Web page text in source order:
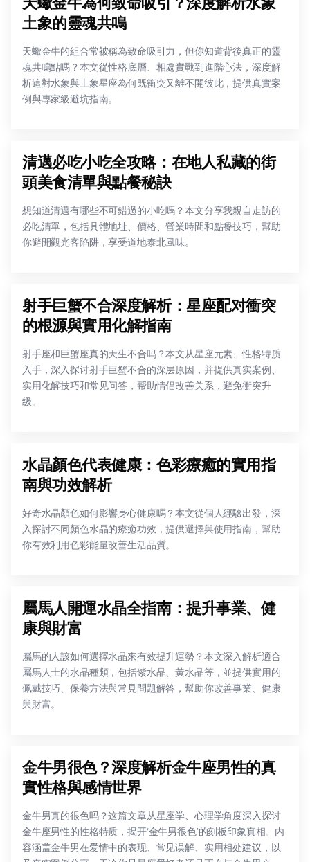
土象的靈魂共鳴
天蠍金牛的組合常被稱為致命吸引力，但你知道背後真正的靈
魂共鳴點嗎？本文從性格底層、相處實戰到進階心法，深度解
析這對水象與土象星座為何既衝突又離不開彼此，提供真實案
例與專家級避坑指南。
清邁必吃小吃全攻略：在地人私藏的街
頭美食清單與點餐秘訣
想知道清邁有哪些不可錯過的小吃嗎？本文分享我親自走訪的
必吃清單，包括具體地址、價格、營業時間和點餐技巧，幫助
你避開觀光客陷阱，享受道地泰北風味。
射手巨蟹不合深度解析：星座配对衝突
的根源與實用化解指南
射手座和巨蟹座真的天生不合吗？本文从星座元素、性格特质
入手，深入探讨射手巨蟹不合的深层原因，并提供真实案例、
实用化解技巧和常见问答，帮助情侣改善关系，避免衝突升
级。
水晶顏色代表健康：色彩療癒的實用指
南與功效解析
好奇水晶顏色如何影響身心健康嗎？本文從個人經驗出發，深
入探討不同顏色水晶的療癒功效，提供選擇與使用指南，幫助
你有效利用色彩能量改善生活品質。
屬馬人開運水晶全指南：提升事業、健
康與財富
屬馬的人該如何選擇水晶來有效提升運勢？本文深入解析適合
屬馬人士的水晶種類，包括紫水晶、黃水晶等，並提供實用的
佩戴技巧、保養方法與常見問題解答，幫助你改善事業、健康
與財富。
金牛男很色？深度解析金牛座男性的真
實性格與感情世界
金牛男真的很色吗？这篇文章从星座学、心理学角度深入探讨
金牛座男性的性格特质，揭开‘金牛男很色’的刻板印象真相。内
容涵盖金牛男在爱情中的表现、常见误解、实用相处建议，以